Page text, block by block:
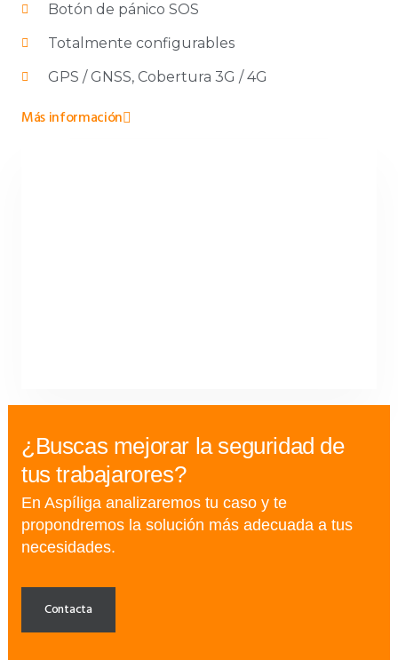
Botón de pánico SOS
Totalmente configurables
GPS / GNSS, Cobertura 3G / 4G
Más información
¿Buscas mejorar la seguridad de
tus trabajarores?
En Aspíliga analizaremos tu caso y te
propondremos la solución más adecuada a tus
necesidades.
Contacta